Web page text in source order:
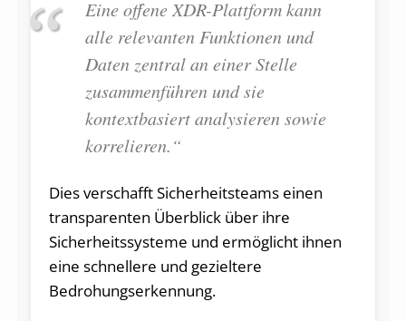
Eine offene XDR-Plattform kann
alle relevanten Funktionen und
Daten zentral an einer Stelle
zusammenführen und sie
kontextbasiert analysieren sowie
korrelieren.“
Dies verschafft Sicherheitsteams einen
transparenten Überblick über ihre
Sicherheitssysteme und ermöglicht ihnen
eine schnellere und gezieltere
Bedrohungserkennung.